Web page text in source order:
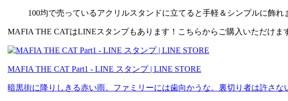
100均で売っているアクリルスタンドに立てると手軽＆シンプルに飾れ
MAFIA THE CATはLINEスタンプもあります！こちらからご購入いただけま
MAFIA THE CAT Part1 - LINE スタンプ | LINE STORE
暗黒街に降りしきる赤い雨。ファミリーには歯向かうな。裏切り者は許さな